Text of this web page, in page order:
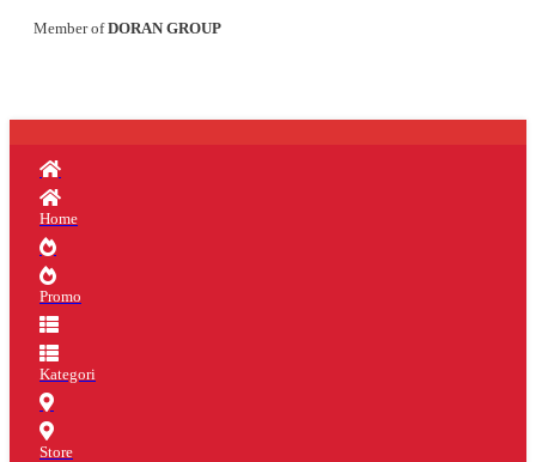
Member ofDORAN GROUP
Home
Promo
Kategori
Store